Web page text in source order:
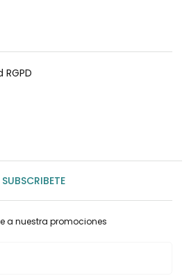
SUBSCRIBETE
a nuestra promociones